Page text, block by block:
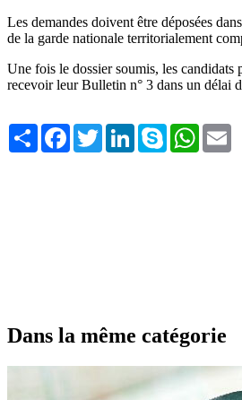
Les demandes doivent être déposées
de la garde nationale territorialement
Une fois le dossier soumis, les candidats
recevoir leur Bulletin n° 3 dans un délai
Share FacebookTwitterLinkedInSkype
Dans la même catégorie